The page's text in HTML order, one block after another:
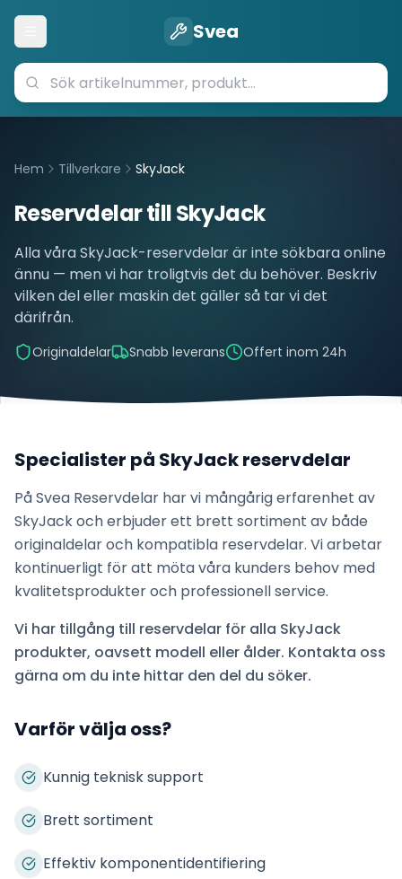
Öppna meny Svea
Hem Tillverkare SkyJack
Reservdelar tillSkyJack
Alla våraSkyJack-reservdelar är inte sökbara online
ännu — men vi har troligtvis det du behöver. Beskriv
vilken del eller maskin det gäller så tar vi det
därifrån.
Originaldelar Snabb leverans Offert inom 24h
Specialister på SkyJackreservdelar
På Svea Reservdelar har vi mångårig erfarenhet av
SkyJackoch erbjuder ett brett sortiment av både
originaldelar och kompatibla reservdelar. Vi arbetar
kontinuerligt för att möta våra kunders behov med
kvalitetsprodukter och professionell service.
Vi har tillgång till reservdelar för alla SkyJack
produkter, oavsett modell eller ålder. Kontakta oss
gärna om du inte hittar den del du söker.
Varför välja oss?
Kunnig teknisk support
Brett sortiment
Effektiv komponentidentifiering